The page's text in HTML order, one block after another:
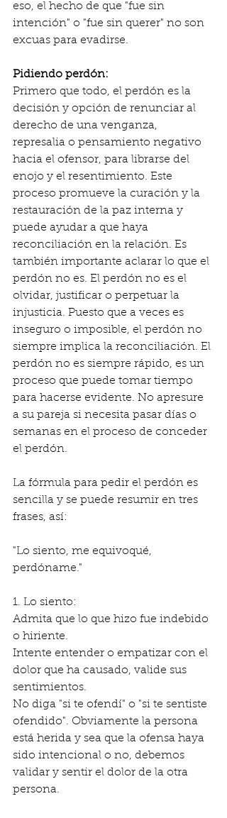
eso, el hecho de que "fue sin
intención" o "fue sin querer" no son
excuas para evadirse.
Pidiendo perdón:
Primero que todo, el perdón es la
decisión y opción de renunciar al
derecho de una venganza,
represalia o pensamiento negativo
hacia el ofensor, para librarse del
enojo y el resentimiento. Este
proceso promueve la curación y la
restauración de la paz interna y
puede ayudar a que haya
reconciliación en la relación. Es
también importante aclarar lo que el
perdón no es. El perdón no es el
olvidar, justificar o perpetuar la
injusticia. Puesto que a veces es
inseguro o imposible, el perdón no
siempre implica la reconciliación. El
perdón no es siempre rápido, es un
proceso que puede tomar tiempo
para hacerse evidente. No apresure
a su pareja si necesita pasar días o
semanas en el proceso de conceder
el perdón.
La fórmula para pedir el perdón es
sencilla y se puede resumir en tres
frases, así:
"Lo siento, me equivoqué,
perdóname."
1. Lo siento:
Admita que lo que hizo fue indebido
o hiriente.
Intente entender o empatizar con el
dolor que ha causado, valide sus
sentimientos.
No diga "si te ofendí" o "si te sentiste
ofendido". Obviamente la persona
está herida y sea que la ofensa haya
sido intencional o no, debemos
validar y sentir el dolor de la otra
persona.